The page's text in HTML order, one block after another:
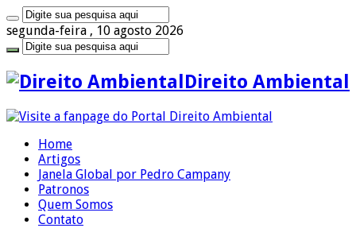
segunda-feira , 10 agosto 2026
Direito Ambiental
Home
Artigos
Janela Global por Pedro Campany
Patronos
Quem Somos
Contato